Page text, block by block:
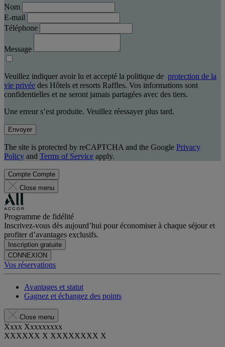
Nom
E-mail
Téléphone
Message
Veuillez indiquer avoir lu et accepté la politique de protection de la
vie privée des Hôtels et resorts Raffles. Vos informations sont
confidentielles et ne seront jamais partagées avec des tiers.
Une erreur s’est produite. Veuillez réessayer plus tard.
Envoyer
The site is protected by reCAPTCHA and the Google Privacy
Policy and Terms of Service apply.
Compte Compte
Close menu
Programme de fidélité
Inscrivez-vous dès aujourd’hui pour économiser à chaque séjour et
profiter d’avantages exclusifs.
Inscription gratuite
CONNEXION
Vos réservations
Avantages et statut
Gagnez et échangez des points
Close menu
Xxxx Xxxxxxxxx
XXXXXX X XXXXXXXX X